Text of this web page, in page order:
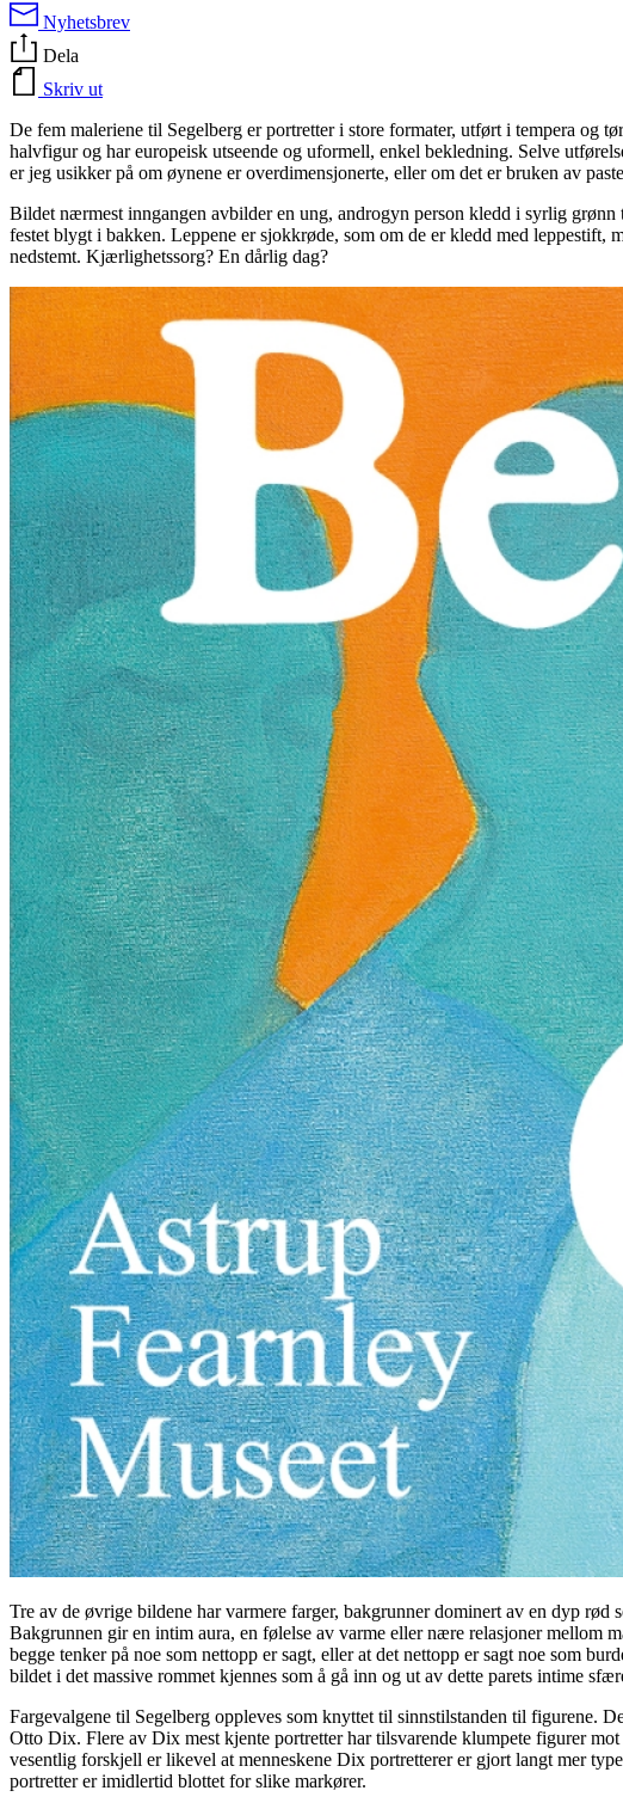
Nyhetsbrev
Dela
Skriv ut
De fem maleriene til Segelberg er portretter i store formater, utført i tempera og
halvfigur og har europeisk utseende og uformell, enkel bekledning. Selve
er jeg usikker på om øynene er overdimensjonerte, eller om det er bruken av
Bildet nærmest inngangen avbilder en ung, androgyn person kledd i syrlig
festet blygt i bakken. Leppene er sjokkrøde, som om de er kledd med
nedstemt. Kjærlighetssorg? En dårlig dag?
Tre av de øvrige bildene har varmere farger, bakgrunner dominert av en dyp
Bakgrunnen gir en intim aura, en følelse av varme eller nære relasjoner mellom
begge tenker på noe som nettopp er sagt, eller at det nettopp er sagt noe som
bildet i det massive rommet kjennes som å gå inn og ut av dette parets intime
Fargevalgene til Segelberg oppleves som knyttet til sinnstilstanden til figurene.
Otto Dix. Flere av Dix mest kjente portretter har tilsvarende klumpete figurer
vesentlig forskjell er likevel at menneskene Dix portretterer er gjort langt mer
portretter er imidlertid blottet for slike markører.